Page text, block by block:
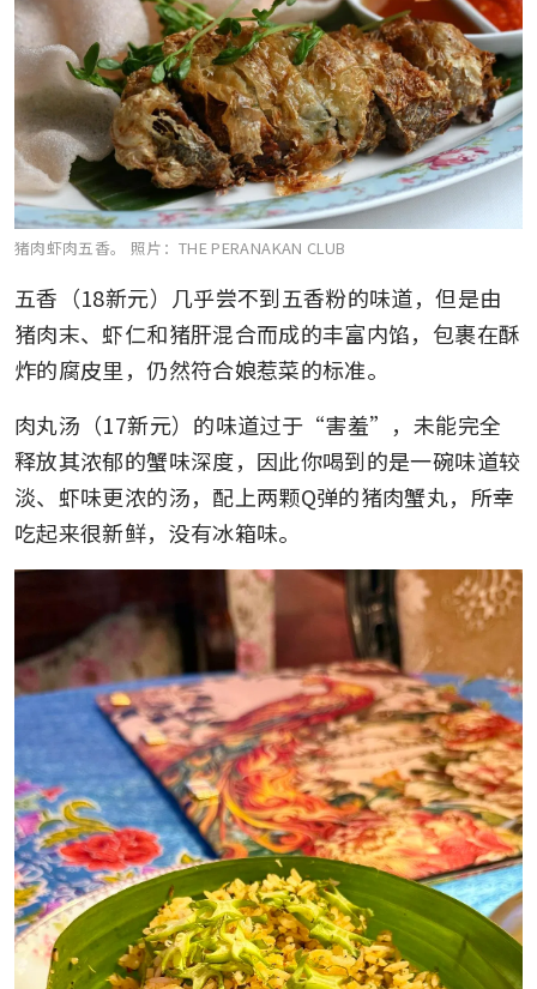
猪肉虾肉五香。 照片：THE PERANAKAN CLUB
五香（18新元）几乎尝不到五香粉的味道，但是由
猪肉末、虾仁和猪肝混合而成的丰富内馅，包裹在酥
炸的腐皮里，仍然符合娘惹菜的标准。
肉丸汤（17新元）的味道过于“害羞”，未能完全
释放其浓郁的蟹味深度，因此你喝到的是一碗味道较
淡、虾味更浓的汤，配上两颗Q弹的猪肉蟹丸，所幸
吃起来很新鲜，没有冰箱味。